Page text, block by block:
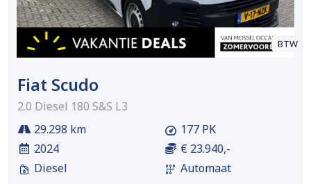
BTW
Fiat Scudo
2.0 Diesel 180 S&S L3
29.298 km
2024
Diesel
177 PK
€ 23.940,-
Automaat